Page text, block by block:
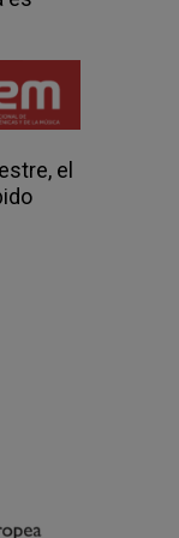
La
a la
participar
de
como
Royal
el